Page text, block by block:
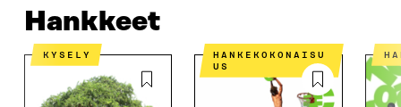
Hankkeet
KYSELY
HANKEKOKONAISU
US